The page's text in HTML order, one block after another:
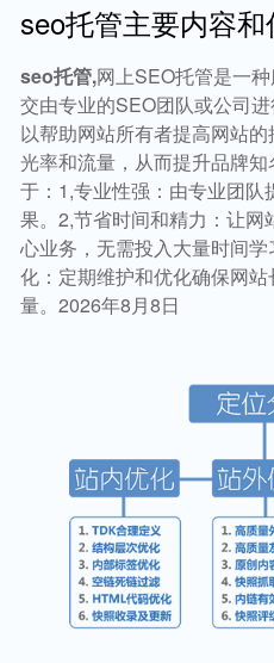
seo托管主要内容和
seo托管,网上SEO托管是一
交由专业的SEO团队或公司
以帮助网站所有者提高网站
光率和流量，从而提升品牌
于：1,专业性强：由专业团
果。2,节省时间和精力：让
心业务，无需投入大量时间
化：定期维护和优化确保网
量。2026年8月8日